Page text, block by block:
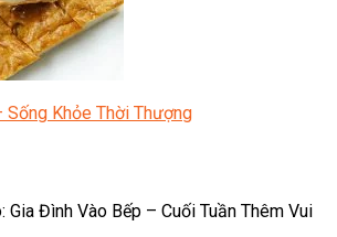
Sống Khỏe Thời Thượng
Gia Đình Vào Bếp – Cuối Tuần Thêm Vui